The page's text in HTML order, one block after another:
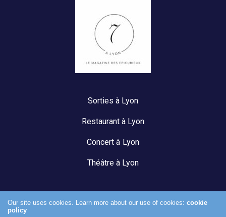
Sorties à Lyon
Restaurant à Lyon
Concert à Lyon
Théâtre à Lyon
Our site uses cookies. Learn more about our use of cookies:cookie
policy